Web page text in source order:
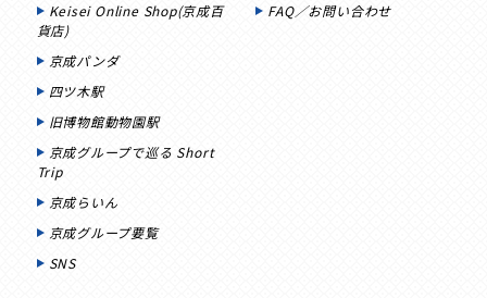
Keisei Online Shop(京成百
貨店)
京成パンダ
四ツ木駅
旧博物館動物園駅
京成グループで巡る Short
Trip
京成らいん
京成グループ要覧
SNS
FAQ／お問い合わせ